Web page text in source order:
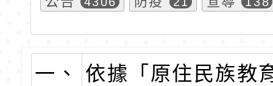
一、
依據「原住民族教